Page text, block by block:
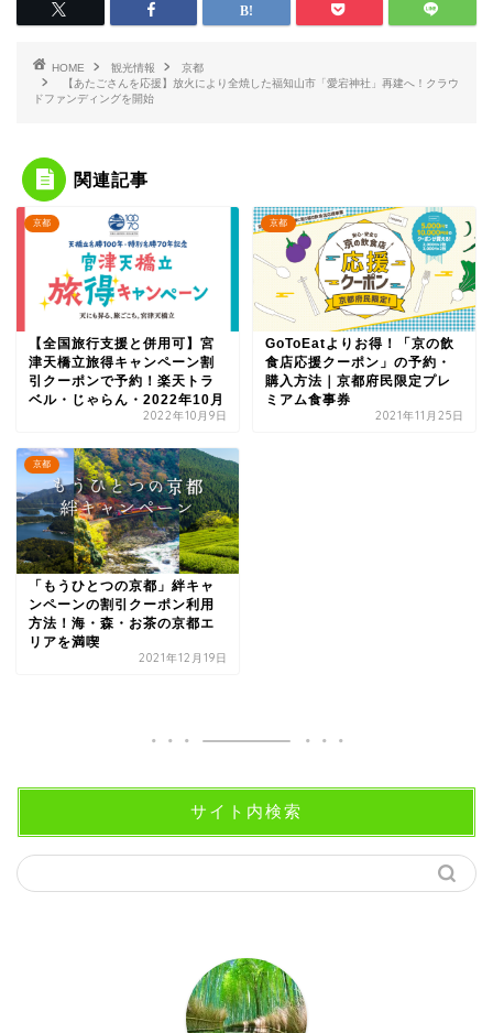
HOME 観光情報
京都
【あたごさんを応援】放火により全焼した福知山市「愛宕神社」再建へ！クラウ
ドファンディングを開始
関連記事
京都
【全国旅行支援と併用可】宮
津天橋立旅得キャンペーン割
引クーポンで予約！楽天トラ
ベル・じゃらん・2022年10月
2022年10月9日
京都
GoToEatよりお得！「京の飲
食店応援クーポン」の予約・
購入方法｜京都府民限定プレ
ミアム食事券
2021年11月25日
京都
「もうひとつの京都」絆キャ
ンペーンの割引クーポン利用
方法！海・森・お茶の京都エ
リアを満喫
2021年12月19日
サイト内検索